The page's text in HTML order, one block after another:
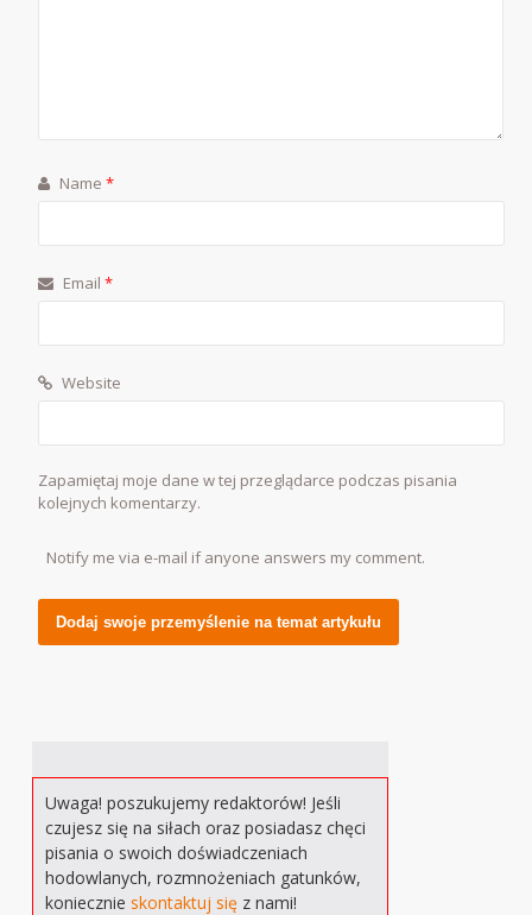
Name*
Email*
Website
Zapamiętaj moje dane w tej przeglądarce podczas pisania
kolejnych komentarzy.
Notify me via e-mail if anyone answers my comment.
Uwaga! poszukujemy redaktorów! Jeśli
czujesz się na siłach oraz posiadasz chęci
pisania o swoich doświadczeniach
hodowlanych, rozmnożeniach gatunków,
koniecznieskontaktuj się z nami!